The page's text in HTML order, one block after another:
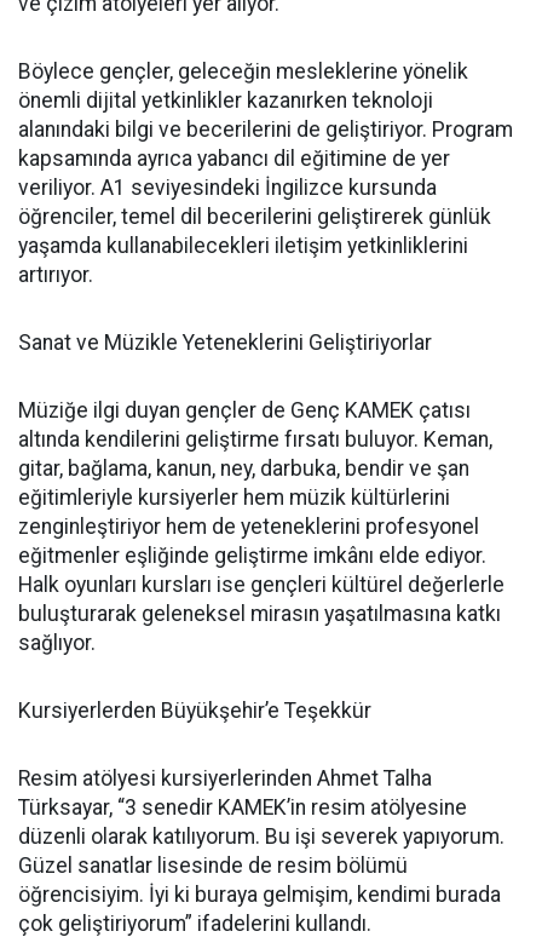
Böylece gençler, geleceğin mesleklerine yönelik
önemli dijital yetkinlikler kazanırken teknoloji
alanındaki bilgi ve becerilerini de geliştiriyor. Program
kapsamında ayrıca yabancı dil eğitimine de yer
veriliyor. A1 seviyesindeki İngilizce kursunda
öğrenciler, temel dil becerilerini geliştirerek günlük
yaşamda kullanabilecekleri iletişim yetkinliklerini
artırıyor.
Sanat ve Müzikle Yeteneklerini Geliştiriyorlar
Müziğe ilgi duyan gençler de Genç KAMEK çatısı
altında kendilerini geliştirme fırsatı buluyor. Keman,
gitar, bağlama, kanun, ney, darbuka, bendir ve şan
eğitimleriyle kursiyerler hem müzik kültürlerini
zenginleştiriyor hem de yeteneklerini profesyonel
eğitmenler eşliğinde geliştirme imkânı elde ediyor.
Halk oyunları kursları ise gençleri kültürel değerlerle
buluşturarak geleneksel mirasın yaşatılmasına katkı
sağlıyor.
Kursiyerlerden Büyükşehir’e Teşekkür
Resim atölyesi kursiyerlerinden Ahmet Talha
Türksayar, “3 senedir KAMEK’in resim atölyesine
düzenli olarak katılıyorum. Bu işi severek yapıyorum.
Güzel sanatlar lisesinde de resim bölümü
öğrencisiyim. İyi ki buraya gelmişim, kendimi burada
çok geliştiriyorum” ifadelerini kullandı.